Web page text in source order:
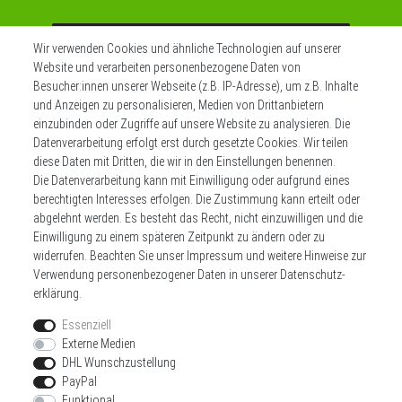
** Hierbei handelt es sich um ein Pflichtfeld.
Widerrufs­recht Impressum
Daten­schutz­erklärung AGB Kontakt
Zahlen sie bequem per
Wir verwenden Cookies und ähnliche Technologien auf unserer
Website und verarbeiten personenbezogene Daten von
Besucher:innen unserer Webseite (z.B. IP-Adresse), um z.B. Inhalte
und Anzeigen zu personalisieren, Medien von Drittanbietern
einzubinden oder Zugriffe auf unsere Website zu analysieren. Die
Datenverarbeitung erfolgt erst durch gesetzte Cookies. Wir teilen
diese Daten mit Dritten, die wir in den Einstellungen benennen.
Die Datenverarbeitung kann mit Einwilligung oder aufgrund eines
berechtigten Interesses erfolgen. Die Zustimmung kann erteilt oder
abgelehnt werden. Es besteht das Recht, nicht einzuwilligen und die
Einwilligung zu einem späteren Zeitpunkt zu ändern oder zu
widerrufen. Beachten Sie unser Impressum und weitere Hinweise zur
Verwendung personenbezogener Daten in unserer Daten­schutz­
erklärung
Essenziell
Externe Medien
DHL Wunschzustellung
PayPal